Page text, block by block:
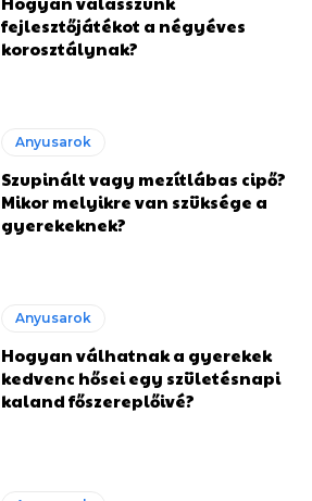
fejlesztőjátékot a négyéves
korosztálynak?
Anyusarok
Szupinált vagy mezítlábas cipő?
Mikor melyikre van szüksége a
gyerekeknek?
Anyusarok
Hogyan válhatnak a gyerekek
kedvenc hősei egy születésnapi
kaland főszereplőivé?